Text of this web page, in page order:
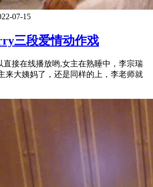
07-15
三段爱情动作戏
直接在线播放哟,女主在熟睡中，李宗瑞
来大姨妈了，还是同样的上，李老师就